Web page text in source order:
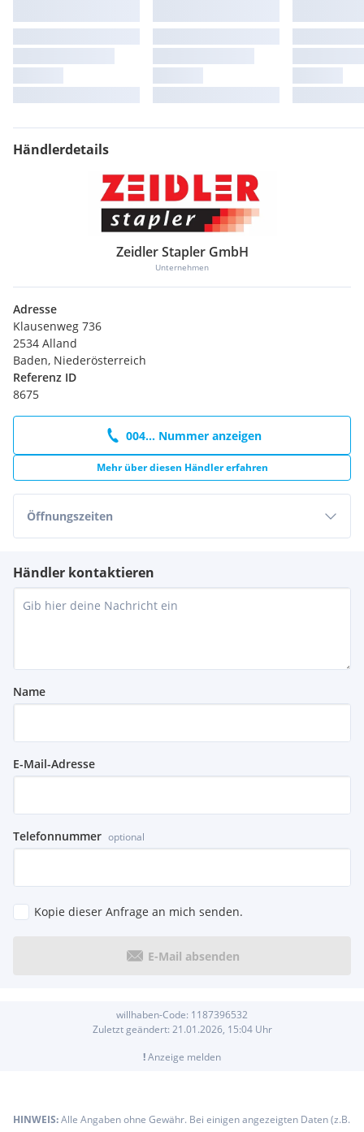
Händlerdetails
Zeidler Stapler GmbH
Unternehmen
Adresse
Klausenweg 736
2534 Alland
Baden, Niederösterreich
Referenz ID
8675
004... Nummer anzeigen
Mehr über diesen Händler erfahren
Öffnungszeiten
Händler kontaktieren
Name
E-Mail-Adresse
Telefonnummer optional
Kopie dieser Anfrage an mich senden.
E-Mail absenden
willhaben-Code: 1187396532
Zuletzt geändert: 21.01.2026, 15:04Uhr
!Anzeige melden
HINWEIS:Alle Angaben ohne Gewähr. Bei einigen angezeigten Daten (z.B.